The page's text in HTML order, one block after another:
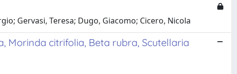
Gervasi, Teresa; Dugo, Giacomo; Cicero, Nicola
Morinda citrifolia, Beta rubra, Scutellaria